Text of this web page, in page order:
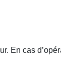
En cas